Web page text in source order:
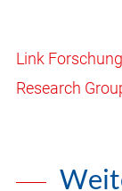
Link
Research